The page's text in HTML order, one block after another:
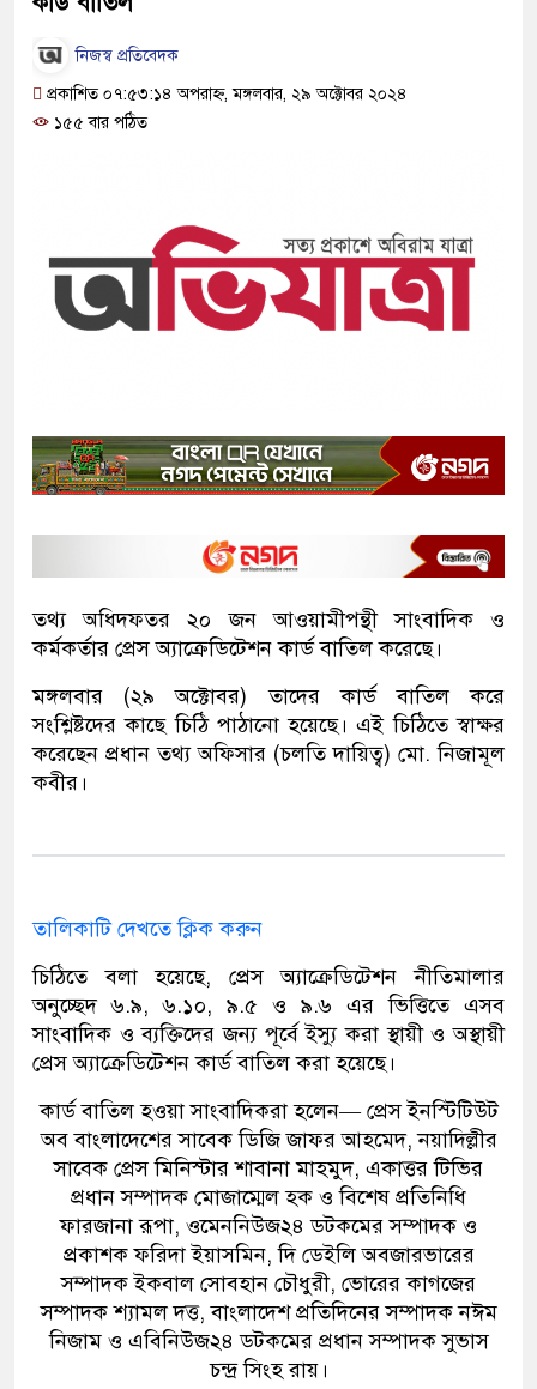
নিজস্ব প্রতিবেদক
প্রকাশিত ০৭:৫৩:১৪ অপরাহ্ন, মঙ্গলবার, ২৯ অক্টোবর ২০২৪
১৫৫ বার পঠিত
তথ্য অধিদফতর ২০ জন আওয়ামীপন্থী সাংবাদিক ও
কর্মকর্তার প্রেস অ্যাক্রেডিটেশন কার্ড বাতিল করেছে।
মঙ্গলবার (২৯ অক্টোবর) তাদের কার্ড বাতিল করে
সংশ্লিষ্টদের কাছে চিঠি পাঠানো হয়েছে। এই চিঠিতে স্বাক্ষর
করেছেন প্রধান তথ্য অফিসার (চলতি দায়িত্ব) মো. নিজামূল
কবীর।
তালিকাটি দেখতে ক্লিক করুন
চিঠিতে বলা হয়েছে, প্রেস অ্যাক্রেডিটেশন নীতিমালার
অনুচ্ছেদ ৬.৯, ৬.১০, ৯.৫ ও ৯.৬ এর ভিত্তিতে এসব
সাংবাদিক ও ব্যক্তিদের জন্য পূর্বে ইস্যু করা স্থায়ী ও অস্থায়ী
প্রেস অ্যাক্রেডিটেশন কার্ড বাতিল করা হয়েছে।
কার্ড বাতিল হওয়া সাংবাদিকরা হলেন— প্রেস ইনস্টিটিউট
অব বাংলাদেশের সাবেক ডিজি জাফর আহমেদ, নয়াদিল্লীর
সাবেক প্রেস মিনিস্টার শাবানা মাহমুদ, একাত্তর টিভির
প্রধান সম্পাদক মোজাম্মেল হক ও বিশেষ প্রতিনিধি
ফারজানা রূপা, ওমেননিউজ২৪ ডটকমের সম্পাদক ও
প্রকাশক ফরিদা ইয়াসমিন, দি ডেইলি অবজারভারের
সম্পাদক ইকবাল সোবহান চৌধুরী, ভোরের কাগজের
সম্পাদক শ্যামল দত্ত, বাংলাদেশ প্রতিদিনের সম্পাদক নঈম
নিজাম ও এবিনিউজ২৪ ডটকমের প্রধান সম্পাদক সুভাস
চন্দ্র সিংহ রায়।